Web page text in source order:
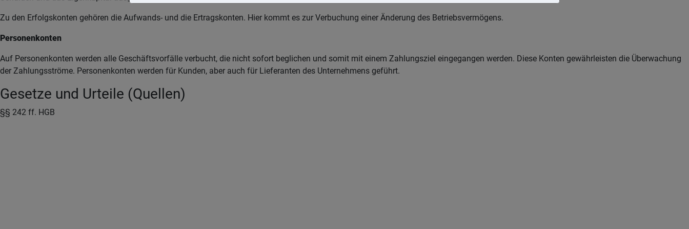
Zu den Erfolgskonten gehören die Aufwands- und die Ertragskonten. Hier kommt es zur Verbuchung einer Änderung des Betriebsvermögens.
Personenkonten
Auf Personenkonten werden alle Geschäftsvorfälle verbucht, die nicht sofort beglichen und somit mit einem Zahlungsziel eingegangen werden. Diese Konten gewährleisten die Überwachung
der Zahlungsströme. Personenkonten werden für Kunden, aber auch für Lieferanten des Unternehmens geführt.
Gesetze und Urteile (Quellen)
§§ 242 ff. HGB